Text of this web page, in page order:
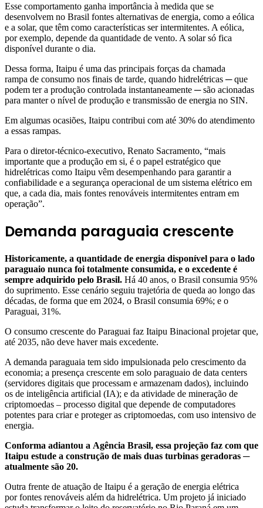
Esse comportamento ganha importância à medida que se
desenvolvem no Brasil fontes alternativas de energia, como a eólica
e a solar, que têm como características ser intermitentes. A eólica,
por exemplo, depende da quantidade de vento. A solar só fica
disponível durante o dia.
Dessa forma, Itaipu é uma das principais forças da chamada
rampa de consumo nos finais de tarde, quando hidrelétricas ─ que
podem ter a produção controlada instantaneamente ─ são acionadas
para manter o nível de produção e transmissão de energia no SIN.
Em algumas ocasiões, Itaipu contribui com até 30% do atendimento
a essas rampas.
Para o diretor-técnico-executivo, Renato Sacramento, “mais
importante que a produção em si, é o papel estratégico que
hidrelétricas como Itaipu vêm desempenhando para garantir a
confiabilidade e a segurança operacional de um sistema elétrico em
que, a cada dia, mais fontes renováveis intermitentes entram em
operação”.
Demanda paraguaia crescente
Historicamente, a quantidade de energia disponível para o lado
paraguaio nunca foi totalmente consumida, e o excedente é
sempre adquirido pelo Brasil. Há 40 anos, o Brasil consumia 95%
do suprimento. Esse cenário seguiu trajetória de queda ao longo das
décadas, de forma que em 2024, o Brasil consumia 69%; e o
Paraguai, 31%.
O consumo crescente do Paraguai faz Itaipu Binacional projetar que,
até 2035, não deve haver mais excedente.
A demanda paraguaia tem sido impulsionada pelo crescimento da
economia; a presença crescente em solo paraguaio de data centers
(servidores digitais que processam e armazenam dados), incluindo
os de inteligência artificial (IA); e da atividade de mineração de
criptomoedas – processo digital que depende de computadores
potentes para criar e proteger as criptomoedas, com uso intensivo de
energia.
Conforma adiantou a Agência Brasil, essa projeção faz com que
Itaipu estude a construção de mais duas turbinas geradoras ─
atualmente são 20.
Outra frente de atuação de Itaipu é a geração de energia elétrica
por fontes renováveis além da hidrelétrica. Um projeto já iniciado